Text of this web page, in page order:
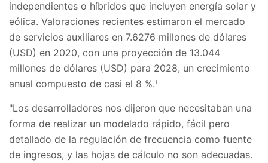
independientes o híbridos que incluyen energía solar y
eólica. Valoraciones recientes estimaron el mercado
de servicios auxiliares en 7.6276 millones de dólares
(USD) en 2020, con una proyección de 13.044
millones de dólares (USD) para 2028, un crecimiento
anual compuesto de casi el 8 %.1
"Los desarrolladores nos dijeron que necesitaban una
forma de realizar un modelado rápido, fácil pero
detallado de la regulación de frecuencia como fuente
de ingresos, y las hojas de cálculo no son adecuadas.